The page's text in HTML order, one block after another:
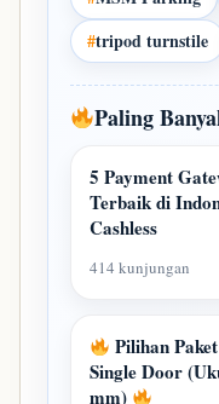
#tripod turnstile
Paling
5 Payment
Terbaik di
Cashless
414 kunjungan
Pilihan
Single Door
mm)